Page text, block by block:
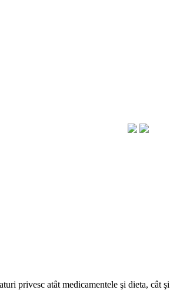
privesc atât medicamentele şi dieta, cât şi